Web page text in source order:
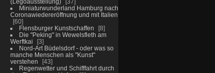
Miniaturwunderland Hamburg nach
Coronawiedereröffnung und mit Italien
60
Flensburger Kunstschaffen
8
Die "Peking" in Wewelsfleth am
Werftkai
3
Nord-Art Büdelsdorf - oder was so
manche Menschen als "Kunst"
verstehen
43
Regenwetter und Schifffahrt durch